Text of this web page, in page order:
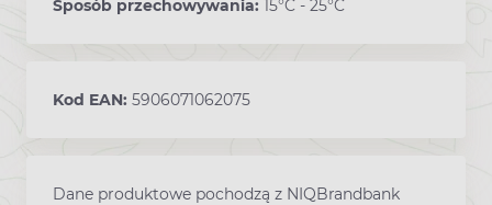
Sposób przechowywania: 15°C - 25°C
Kod EAN: 5906071062075
Dane produktowe pochodzą z NIQBrandbank